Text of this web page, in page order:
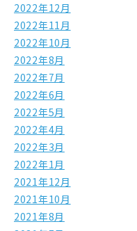
2022年12月
2022年11月
2022年10月
2022年8月
2022年7月
2022年6月
2022年5月
2022年4月
2022年3月
2022年1月
2021年12月
2021年10月
2021年8月